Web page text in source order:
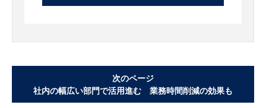
次のページ
社内の幅広い部門で活用進む 業務時間削減の効果も